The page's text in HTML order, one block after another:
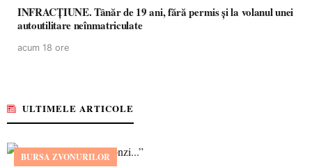
INFRACȚIUNE. Tânăr de 19 ani, fără permis și la volanul unei
autoutilitare neînmatriculate
acum 18 ore
ULTIMELE ARTICOLE
BURSA ZVONURILOR